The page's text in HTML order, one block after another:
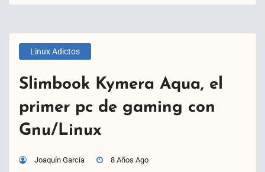
Linux Adictos
Slimbook Kymera Aqua, el
primer pc de gaming con
Gnu/Linux
Joaquín García 8 Años Ago